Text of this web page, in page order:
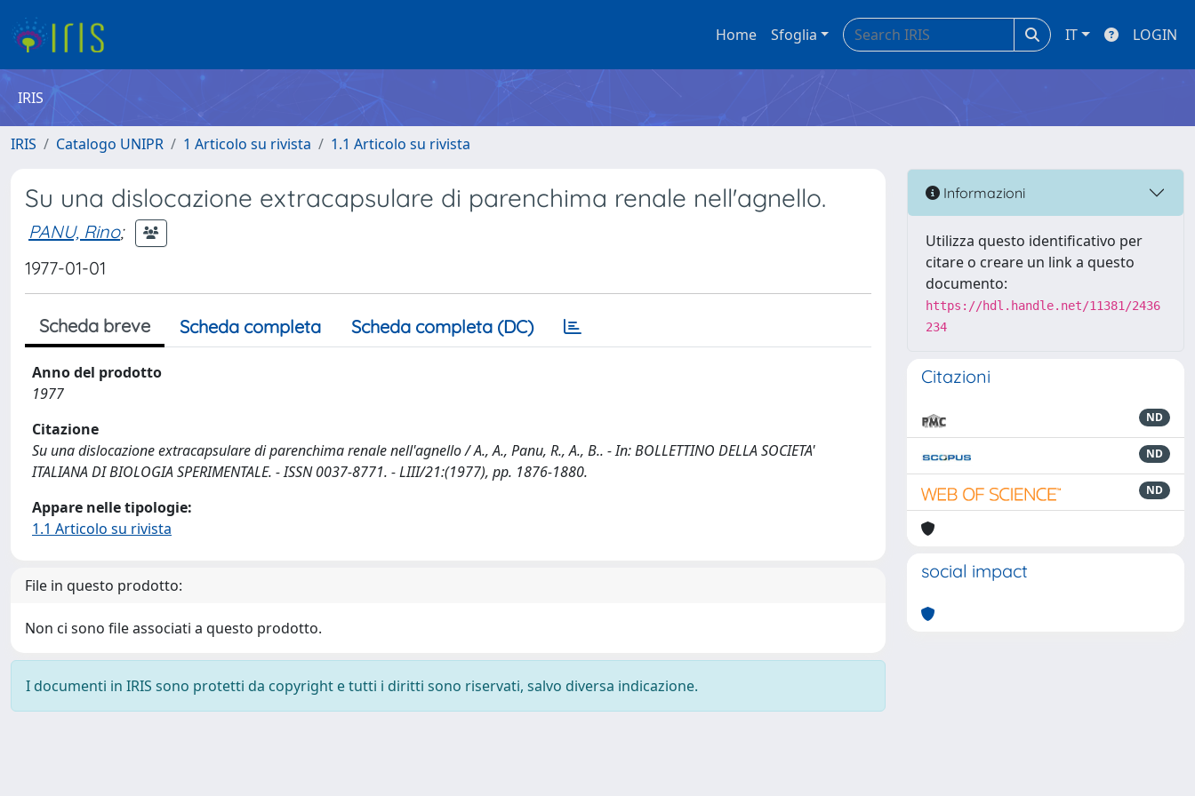
Home Sfoglia IT LOGIN
IRIS
IRIS Catalogo UNIPR 1 Articolo su rivista 1.1 Articolo su rivista
Su una dislocazione extracapsulare di parenchima renale nell'agnello.
PANU, Rino;
1977-01-01
Scheda breve Scheda completa Scheda completa (DC)
Anno del prodotto
1977
Citazione
Su una dislocazione extracapsulare di parenchima renale nell'agnello / A., A., Panu, R., A., B.. - In: BOLLETTINO DELLA SOCIETA'
ITALIANA DI BIOLOGIA SPERIMENTALE. - ISSN 0037-8771. - LIII/21:(1977), pp. 1876-1880.
Appare nelle tipologie:
1.1 Articolo su rivista
File in questo prodotto:
Non ci sono file associati a questo prodotto.
I documenti in IRIS sono protetti da copyright e tutti i diritti sono riservati, salvo diversa indicazione.
Informazioni
Utilizza questo identificativo per
citare o creare un link a questo
documento:
https://hdl.handle.net/11381/2436
234
Citazioni
ND
ND
ND
social impact